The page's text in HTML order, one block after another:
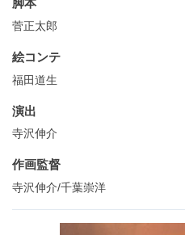
脚本
菅正太郎
絵コンテ
福田道生
演出
寺沢伸介
作画監督
寺沢伸介/千葉崇洋